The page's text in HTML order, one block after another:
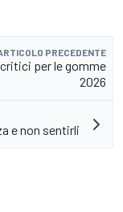
PRECEDENTE
per le gomme
2026
e non sentirli